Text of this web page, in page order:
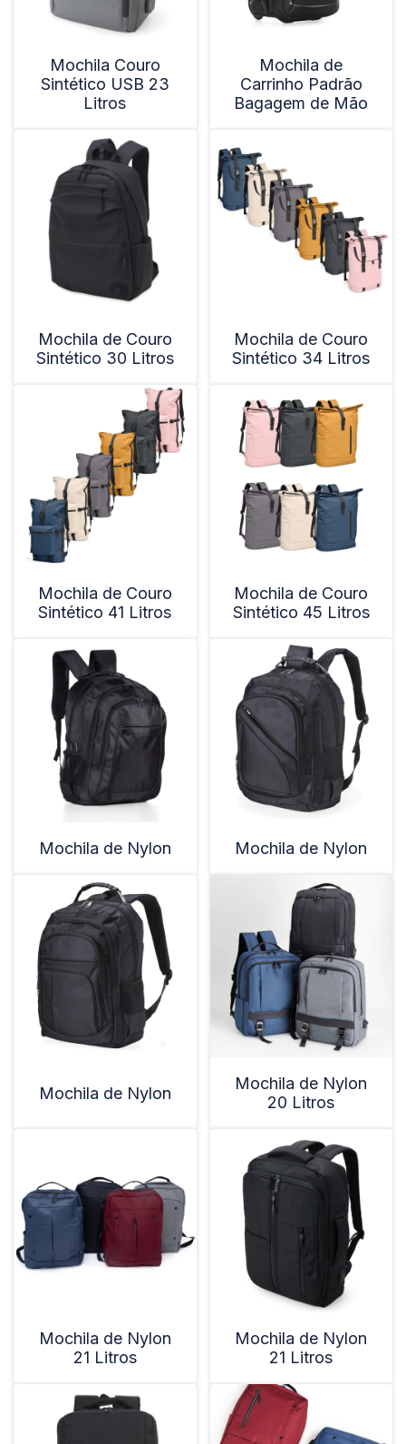
Mochila Couro
Sintético USB 23
Litros
Mochila de
Carrinho Padrão
Bagagem de Mão
Mochila de Couro
Sintético 30 Litros
Mochila de Couro
Sintético 34 Litros
Mochila de Couro
Sintético 41 Litros
Mochila de Couro
Sintético 45 Litros
Mochila de Nylon Mochila de Nylon
Mochila de Nylon
Mochila de Nylon
20 Litros
Mochila de Nylon
21 Litros
Mochila de Nylon
21 Litros